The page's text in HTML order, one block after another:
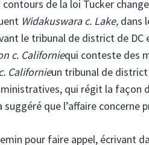
contours de la loi Tucker
Widakuswara c. Lake, dans
le tribunal de district de DC
c. Californiequi conteste des
Californieun tribunal de
qui régit la
suggéré que l’affaire
pour faire appel, écrivant